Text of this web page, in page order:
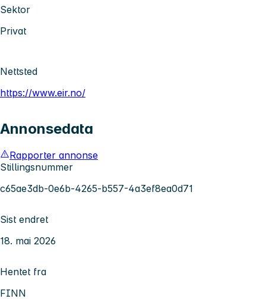
Sektor
Privat
Nettsted
https://www.eir.no/
Annonsedata
Rapporter annonse
Stillingsnummer
c65ae3db-0e6b-4265-b557-4a3ef8ea0d71
Sist endret
18. mai 2026
Hentet fra
FINN